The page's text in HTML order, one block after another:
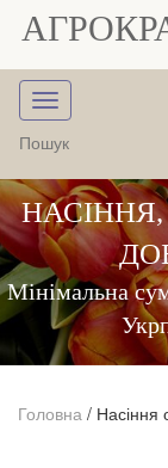
Мінімальна
Головна / Насіння